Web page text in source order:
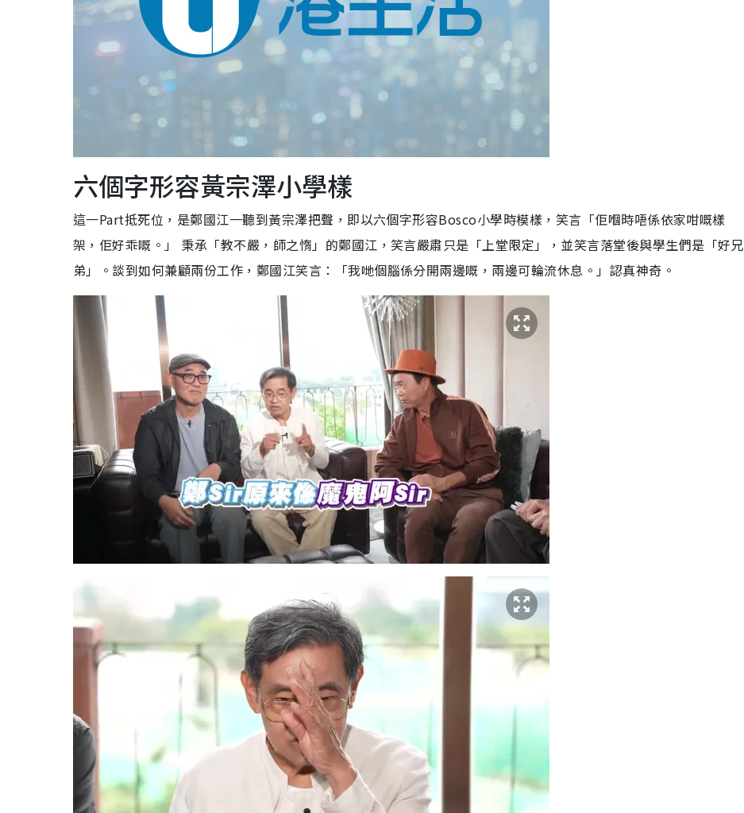
六個字形容黃宗澤小學樣
這一Part抵死位，是鄭國江一聽到黃宗澤把聲，即以六個字形容Bosco小學時模樣，笑言「佢嗰時唔係依家咁嘅樣
架，佢好乖嘅。」 秉承「教不嚴，師之惰」的鄭國江，笑言嚴肅只是「上堂限定」，並笑言落堂後與學生們是「好兄
弟」。談到如何兼顧兩份工作，鄭國江笑言：「我哋個腦係分開兩邊嘅，兩邊可輪流休息。」認真神奇。